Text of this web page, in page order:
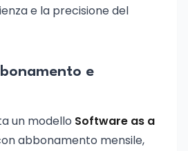
e la precisione del
e
un modello Software as a
abbonamento mensile,